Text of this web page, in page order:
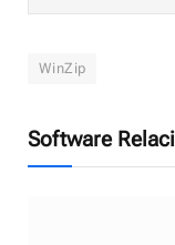
WinZip
Software